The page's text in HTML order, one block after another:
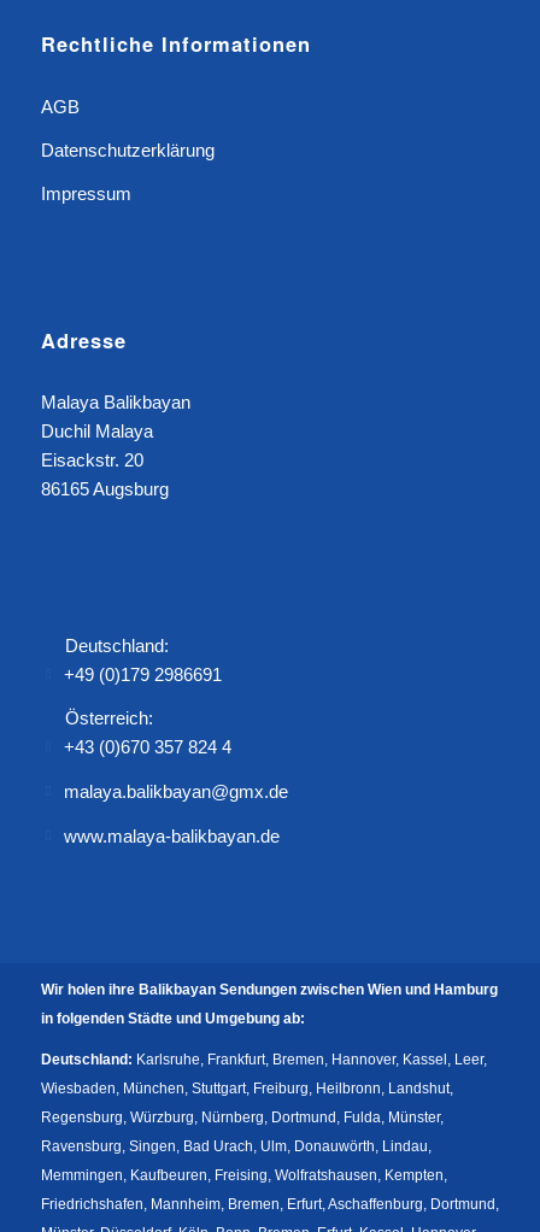
Rechtliche Informationen
AGB
Datenschutzerklärung
Impressum
Adresse
Malaya Balikbayan
Duchil Malaya
Eisackstr. 20
86165 Augsburg
Deutschland:
+49 (0)179 2986691
Österreich:
+43 (0)670 357 824 4
malaya.balikbayan@gmx.de
www.malaya-balikbayan.de
Wir holen ihre Balikbayan Sendungen zwischen Wien und Hamburg
in folgenden Städte und Umgebung ab:
Deutschland: Karlsruhe, Frankfurt, Bremen, Hannover, Kassel, Leer,
Wiesbaden, München, Stuttgart, Freiburg, Heilbronn, Landshut,
Regensburg, Würzburg, Nürnberg, Dortmund, Fulda, Münster,
Ravensburg, Singen, Bad Urach, Ulm, Donauwörth, Lindau,
Memmingen, Kaufbeuren, Freising, Wolfratshausen, Kempten,
Friedrichshafen, Mannheim, Bremen, Erfurt, Aschaffenburg, Dortmund,